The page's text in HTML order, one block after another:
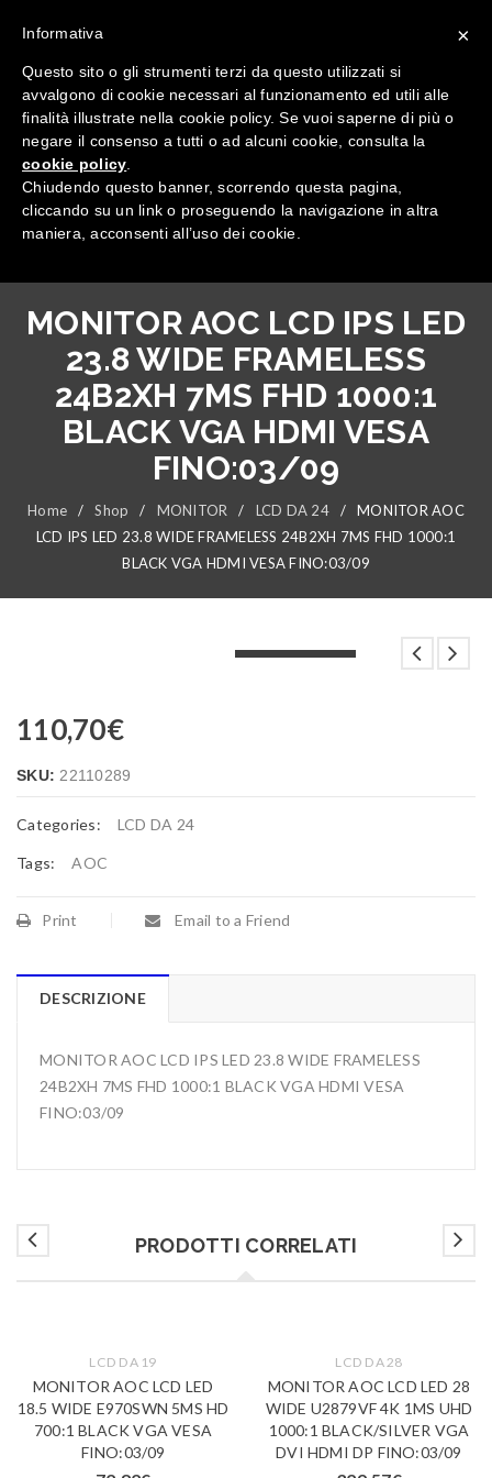
Tutte le categorie
MONITOR AOC LCD IPS LED
23.8 WIDE FRAMELESS
24B2XH 7MS FHD 1000:1
BLACK VGA HDMI VESA
FINO:03/09
Home / Shop / MONITOR / LCD DA 24 /
MONITOR AOC
LCD IPS LED 23.8 WIDE FRAMELESS 24B2XH 7MS FHD 1000:1
BLACK VGA HDMI VESA FINO:03/09
110,70€
SKU: 22110289
Categories: LCD DA 24
Tags: AOC
Print Email to a Friend
DESCRIZIONE
MONITOR AOC LCD IPS LED 23.8 WIDE FRAMELESS
24B2XH 7MS FHD 1000:1 BLACK VGA HDMI VESA
FINO:03/09
PRODOTTI CORRELATI
LCD DA 19
MONITOR AOC LCD LED
18.5 WIDE E970SWN 5MS HD
700:1 BLACK VGA VESA
FINO:03/09
LCD DA 28
MONITOR AOC LCD LED 28
WIDE U2879VF 4K 1MS UHD
1000:1 BLACK/SILVER VGA
DVI HDMI DP FINO:03/09
×
Informativa
Questo sito o gli strumenti terzi da questo utilizzati si
avvalgono di cookie necessari al funzionamento ed utili alle
finalità illustrate nella cookie policy. Se vuoi saperne di più o
negare il consenso a tutti o ad alcuni cookie, consulta la
cookie policy
Chiudendo questo banner, scorrendo questa pagina,
cliccando su un link o proseguendo la navigazione in altra
maniera, acconsenti all’uso dei cookie.